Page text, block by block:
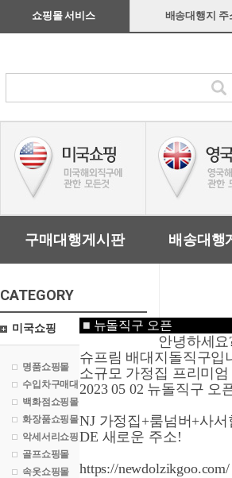
■ 뉴돌직구 오픈
안녕하세요
슈프림 배대지돌직구입
소규모 가정집 프리미엄
2023 05 02 뉴돌직구 오
NJ 가정집+룸넘버+사서
DE 새로운 주소!
https://newdolzikgoo.com/
쇼핑몰 서비스 배송대행지 주
구매대행게시판 배송대행
CATEGORY
미국쇼핑
명품쇼핑몰
수입차구매대행
백화점쇼핑몰
화장품쇼핑몰
악세서리쇼핑몰
골프쇼핑몰
속옷쇼핑몰